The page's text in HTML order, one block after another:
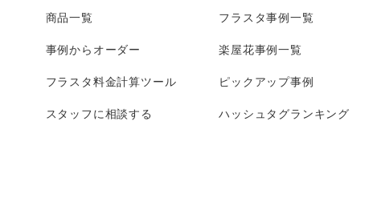
商品一覧
事例からオーダー
フラスタ料金計算ツール
スタッフに相談する
フラスタ事例一覧
楽屋花事例一覧
ピックアップ事例
ハッシュタグランキング